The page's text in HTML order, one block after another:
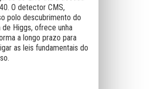
O detector CMS,
polo descubrimento do
de Higgs, ofrece unha
a longo prazo para
as leis fundamentais do